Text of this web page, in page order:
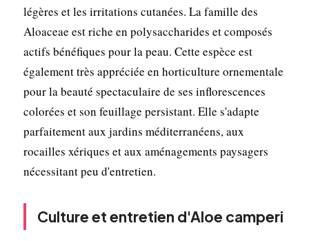
légères et les irritations cutanées. La famille des
Aloaceae est riche en polysaccharides et composés
actifs bénéfiques pour la peau. Cette espèce est
également très appréciée en horticulture ornementale
pour la beauté spectaculaire de ses inflorescences
colorées et son feuillage persistant. Elle s'adapte
parfaitement aux jardins méditerranéens, aux
rocailles xériques et aux aménagements paysagers
nécessitant peu d'entretien.
Culture et entretien d'Aloe camperi